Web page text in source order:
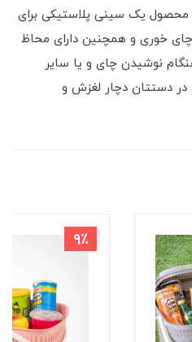
یک سینی پلاستیکی برای
چای خوری و همچنین دارای محاظ
نوشیدن چای و یا سایر
در دستتان دچار لغزش و
9٪